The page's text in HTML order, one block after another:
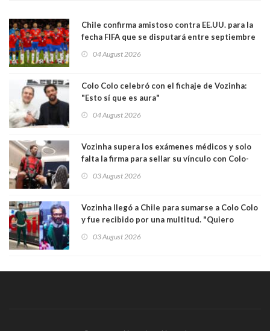
Chile confirma amistoso contra EE.UU. para la
fecha FIFA que se disputará entre septiembre
04 August 2026
Colo Colo celebró con el fichaje de Vozinha:
"Esto sí que es aura"
04 August 2026
Vozinha supera los exámenes médicos y solo
falta la firma para sellar su vínculo con Colo-
03 August 2026
Vozinha llegó a Chile para sumarse a Colo Colo
y fue recibido por una multitud. "Quiero
hinchas"
03 August 2026